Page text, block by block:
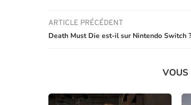
ARTICLE PRÉCÉDENT
Death Must Die est-il sur Nintendo Switch
VOUS